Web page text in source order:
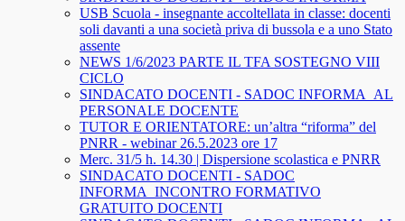
USB Scuola - insegnante accoltellata in classe: docenti
soli davanti a una società priva di bussola e a uno Stato
assente
NEWS 1/6/2023 PARTE IL TFA SOSTEGNO VIII
CICLO
SINDACATO DOCENTI - SADOC INFORMA_AL
PERSONALE DOCENTE
TUTOR E ORIENTATORE: un’altra “riforma” del
PNRR - webinar 26.5.2023 ore 17
Merc. 31/5 h. 14.30 | Dispersione scolastica e PNRR
SINDACATO DOCENTI - SADOC
INFORMA_INCONTRO FORMATIVO
GRATUITO DOCENTI